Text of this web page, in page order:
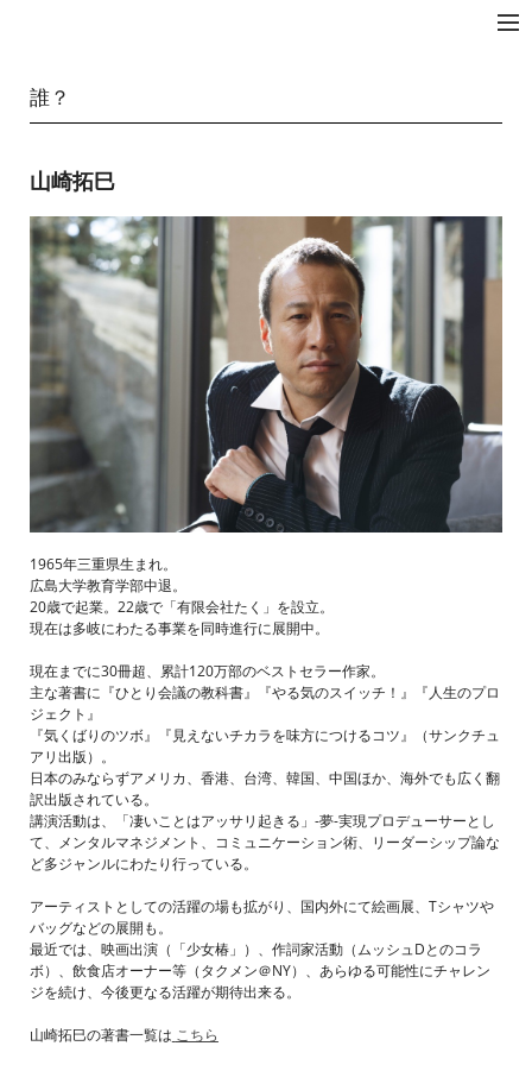
誰？
山崎拓巳
1965年三重県生まれ。
広島大学教育学部中退。
20歳で起業。22歳で「有限会社たく」を設立。
現在は多岐にわたる事業を同時進行に展開中。
現在までに30冊超、累計120万部のベストセラー作家。
主な著書に『ひとり会議の教科書』『やる気のスイッチ！』『人生のプロ
ジェクト』
『気くばりのツボ』『見えないチカラを味方につけるコツ』（サンクチュ
アリ出版）。
日本のみならずアメリカ、香港、台湾、韓国、中国ほか、海外でも広く翻
訳出版されている。
講演活動は、「凄いことはアッサリ起きる」-夢-実現プロデューサーとし
て、メンタルマネジメント、コミュニケーション術、リーダーシップ論な
ど多ジャンルにわたり行っている。
アーティストとしての活躍の場も拡がり、国内外にて絵画展、Tシャツや
バッグなどの展開も。
最近では、映画出演（「少女椿」）、作詞家活動（ムッシュDとのコラ
ボ）、飲食店オーナー等（タクメン＠NY）、あらゆる可能性にチャレン
ジを続け、今後更なる活躍が期待出来る。
山崎拓巳の著書一覧は こちら